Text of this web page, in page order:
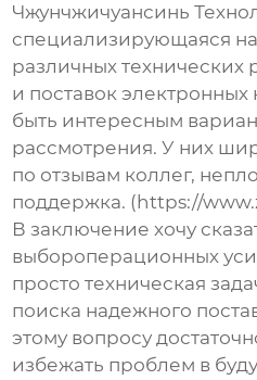
Чжунчжичуансинь
специализирующаяся
различных технических
и поставок
быть интересным
рассмотрения. У них
по отзывам коллег,
поддержка. (https://
В заключение хочу
выбороперационных
просто техническая
поиска надежного
этому вопросу
избежать проблем в